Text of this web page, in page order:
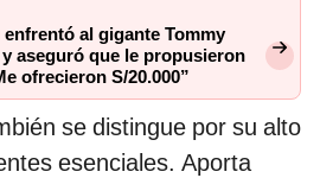
al gigante Tommy
aseguró que le propusieron
ofrecieron S/20.000”
se distingue por su alto
esenciales. Aporta